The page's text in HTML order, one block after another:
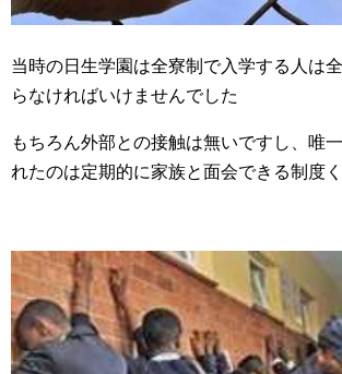
当時の日生学園は全寮制で入学する人は
らなければいけませんでした
もちろん外部との接触は無いですし、唯
れたのは定期的に家族と面会できる制度